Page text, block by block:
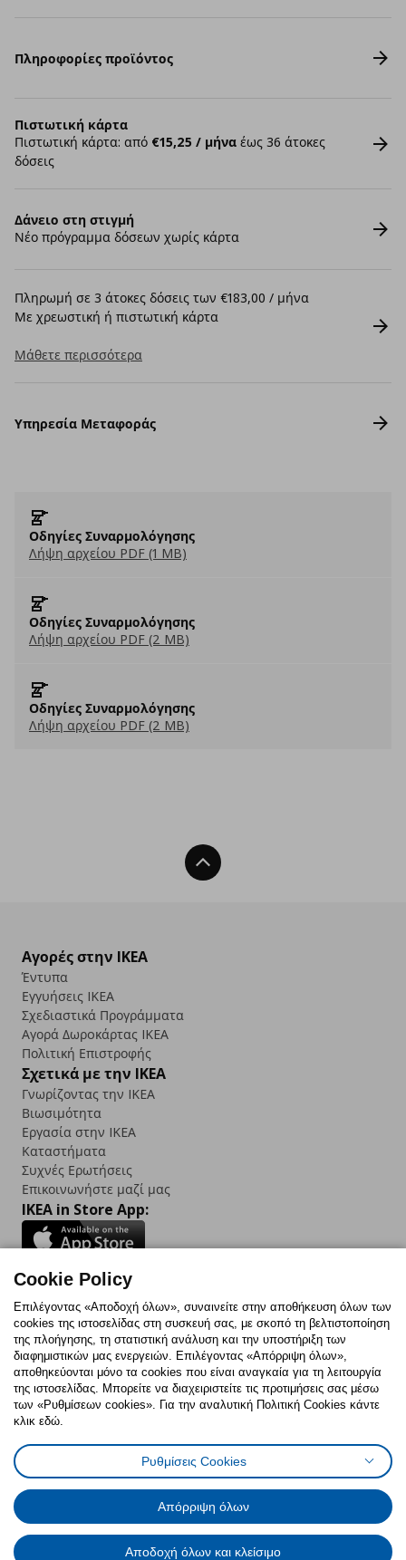
Πληροφορίες προϊόντος
Πιστωτική κάρτα
Πιστωτική κάρτα: από €15,25 / μήνα έως 36 άτοκες
δόσεις
Δάνειο στη στιγμή
Νέο πρόγραμμα δόσεων χωρίς κάρτα
Πληρωμή σε 3 άτοκες δόσεις των €183,00 / μήνα
Με χρεωστική ή πιστωτική κάρτα
Μάθετε περισσότερα
Υπηρεσία Μεταφοράς
Οδηγίες Συναρμολόγησης
Λήψη αρχείου PDF (1 MB)
Οδηγίες Συναρμολόγησης
Λήψη αρχείου PDF (2 MB)
Οδηγίες Συναρμολόγησης
Λήψη αρχείου PDF (2 MB)
Back To Top
Αγορές στην IKEA
Έντυπα
Εγγυήσεις IKEA
Σχεδιαστικά Προγράμματα
Αγορά Δωρoκάρτας IKEA
Πολιτική Επιστροφής
Σχετικά με την IKEA
Γνωρίζοντας την IKEA
Βιωσιμότητα
Εργασία στην IKEA
Καταστήματα
Συχνές Ερωτήσεις
Επικοινωνήστε μαζί μας
IKEA in Store App:
Follow us:
FacebookInstagram
TikTokYoutubePinterestTwitter
Πολιτική CookiesΔήλωση ψηφιακής προσβασιμότητας
Ρυθμίσεις cookiesΌροι Χρήσης
Γενική Πολιτική Προσωπικών Δεδομένων
Πολιτική Προσωπικών Δεδομένων για ΙΚΕΑ.gr
Κώδικας Καταναλωτικής Δεοντολογίας
Cookie Policy
Επιλέγοντας «Αποδοχή όλων», συναινείτε στην αποθήκευση όλων των
cookies της ιστοσελίδας στη συσκευή σας, με σκοπό τη βελτιστοποίηση
της πλοήγησης, τη στατιστική ανάλυση και την υποστήριξη των
διαφημιστικών μας ενεργειών. Επιλέγοντας «Απόρριψη όλων»,
αποθηκεύονται μόνο τα cookies που είναι αναγκαία για τη λειτουργία
της ιστοσελίδας. Μπορείτε να διαχειριστείτε τις προτιμήσεις σας μέσω
των «Ρυθμίσεων cookies». Για την αναλυτική Πολιτική Cookies κάντε
κλικ εδώ.
Ρυθμίσεις Cookies
Απόρριψη όλων
Αποδοχή όλων και κλείσιμο